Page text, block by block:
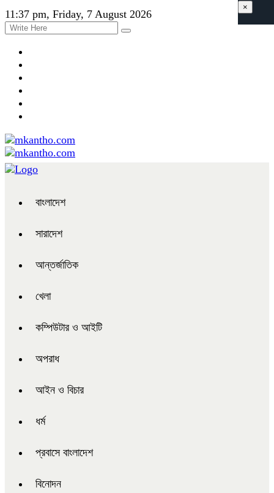
11:37 pm, Friday, 7 August 2026
বাংলাদেশ
সারাদেশ
আন্তর্জাতিক
খেলা
কম্পিউটার ও আইটি
অপরাধ
আইন ও বিচার
ধর্ম
প্রবাসে বাংলাদেশ
বিনোদন
×